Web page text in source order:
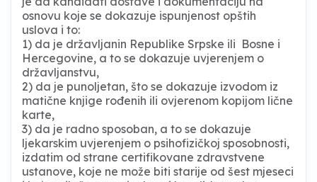
osnovu koje se dokazuje ispunjenost opštih
uslova i to:
1) da je državljanin Republike Srpske ili Bosne i
Hercegovine, a to se dokazuje uvjerenjem o
državljanstvu,
2) da je punoljetan, što se dokazuje izvodom iz
matične knjige rođenih ili ovjerenom kopijom lične
karte,
3) da je radno sposoban, a to se dokazuje
ljekarskim uvjerenjem o psihofizičkoj sposobnosti,
izdatim od strane certifikovane zdravstvene
ustanove, koje ne može biti starije od šest mjeseci